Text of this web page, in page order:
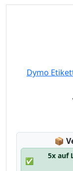
Dymo
📦
✅
5x auf